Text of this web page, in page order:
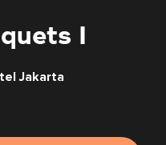
I
Jakarta